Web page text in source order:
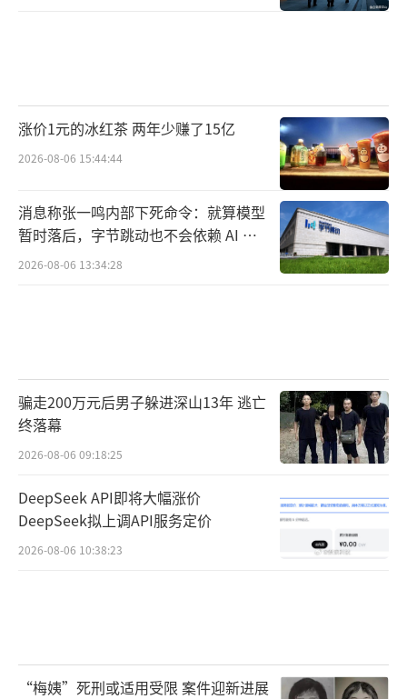
涨价1元的冰红茶 两年少赚了15亿
2026-08-06 15:44:44
消息称张一鸣内部下死命令：就算模型
暂时落后，字节跳动也不会依赖 AI 蒸
馏技术
2026-08-06 13:34:28
骗走200万元后男子躲进深山13年 逃亡
终落幕
2026-08-06 09:18:25
DeepSeek API即将大幅涨价
DeepSeek拟上调API服务定价
2026-08-06 10:38:23
“梅姨”死刑或适用受限 案件迎新进展